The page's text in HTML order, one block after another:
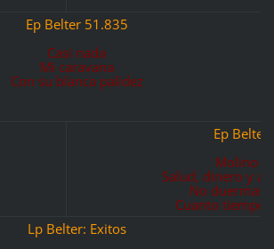
Ep Belter 51.835
Casi nada
Mi caravana
Con su blanca palidez
Ep
Molino
Salud, dinero y
No duermas
Cuanto tiempo
Lp Belter: Exitos